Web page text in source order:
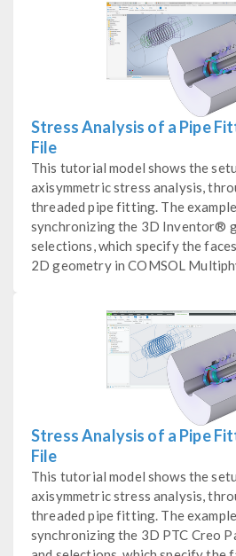
Stress Analysis of a Pipe
File
This tutorial model shows the
axisymmetric stress analysis,
threaded pipe fitting. The
synchronizing the 3D Inventor®
selections, which specify the
2D geometry in COMSOL
Stress Analysis of a Pipe
File
This tutorial model shows the
axisymmetric stress analysis,
threaded pipe fitting. The
synchronizing the 3D PTC Creo